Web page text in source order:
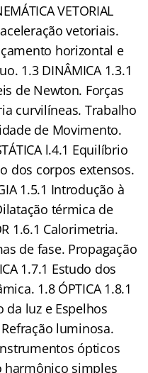
VETORIAL
vetoriais.
horizontal e
1.3 DINÂMICA 1.3.1
de Newton. Forças
curvilíneas. Trabalho
de Movimento.
l.4.1 Equilíbrio
dos corpos extensos.
1.5.1 Introdução à
térmica de
1.6.1 Calorimetria.
de fase. Propagação
1.7.1 Estudo dos
1.8 ÓPTICA 1.8.1
da luz e Espelhos
luminosa.
ópticos
harmônico simples